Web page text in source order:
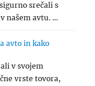
srečali s
našem avtu. …
avto in kako
v svojem
vrste tovora,